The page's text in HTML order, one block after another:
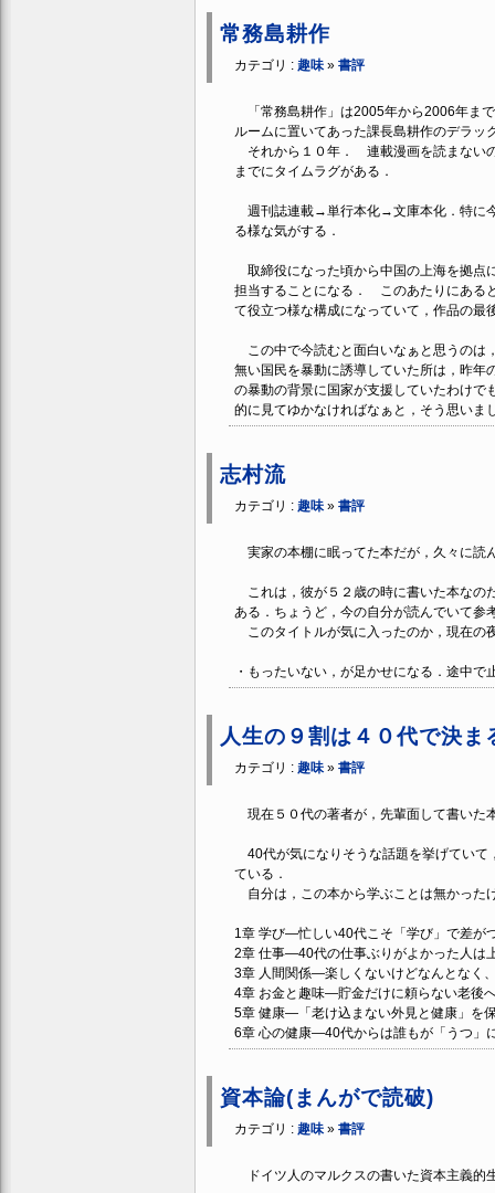
常務島耕作
カテゴリ : 趣味» 書評
「常務島耕作」は2005年から2006年ま
ルームに置いてあった課長島耕作のデラッ
それから１０年． 連載漫画を読まない
までにタイムラグがある．
週刊誌連載→単行本化→文庫本化．特に
る様な気がする．
取締役になった頃から中国の上海を拠点
担当することになる． このあたりにある
て役立つ様な構成になっていて，作品の最
この中で今読むと面白いなぁと思うのは
無い国民を暴動に誘導していた所は，昨年
の暴動の背景に国家が支援していたわけで
的に見てゆかなければなぁと，そう思いま
志村流
カテゴリ : 趣味» 書評
実家の本棚に眠ってた本だが，久々に読
これは，彼が５２歳の時に書いた本なの
ある．ちょうど，今の自分が読んでいて参
このタイトルが気に入ったのか，現在の
・もったいない，が足かせになる．途中
人生の９割は４０代で決ま
カテゴリ : 趣味» 書評
現在５０代の著者が，先輩面して書いた
40代が気になりそうな話題を挙げていて
ている．
自分は，この本から学ぶことは無かった
1章 学び―忙しい40代こそ「学び」で差が
2章 仕事―40代の仕事ぶりがよかった人は
3章 人間関係―楽しくないけどなんとなく
4章 お金と趣味―貯金だけに頼らない老後
5章 健康―「老け込まない外見と健康」を
6章 心の健康―40代からは誰もが「うつ」
資本論(まんがで読破)
カテゴリ : 趣味» 書評
ドイツ人のマルクスの書いた資本主義的